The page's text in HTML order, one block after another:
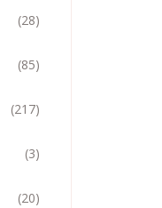
(28)
(85)
(217)
(3)
(20)